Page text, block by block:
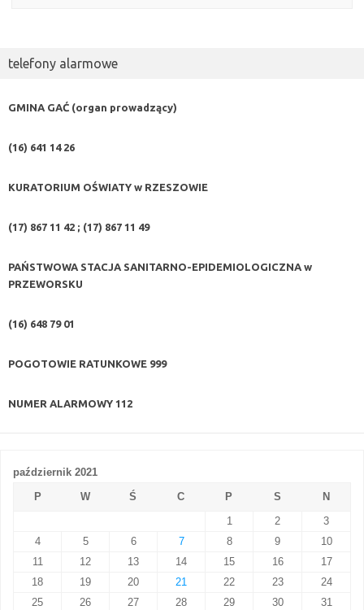
telefony alarmowe
GMINA GAĆ (organ prowadzący)
(16) 641 14 26
KURATORIUM OŚWIATY w RZESZOWIE
(17) 867 11 42 ; (17) 867 11 49
PAŃSTWOWA STACJA SANITARNO-EPIDEMIOLOGICZNA w
PRZEWORSKU
(16) 648 79 01
POGOTOWIE RATUNKOWE 999
NUMER ALARMOWY 112
październik 2021
P
W Ś C P S
N
1
2
3
4
5 6 7 8 9
10
11
12 13 14 15 16
17
18
19 20 21 22 23
24
25
26 27 28 29 30
31